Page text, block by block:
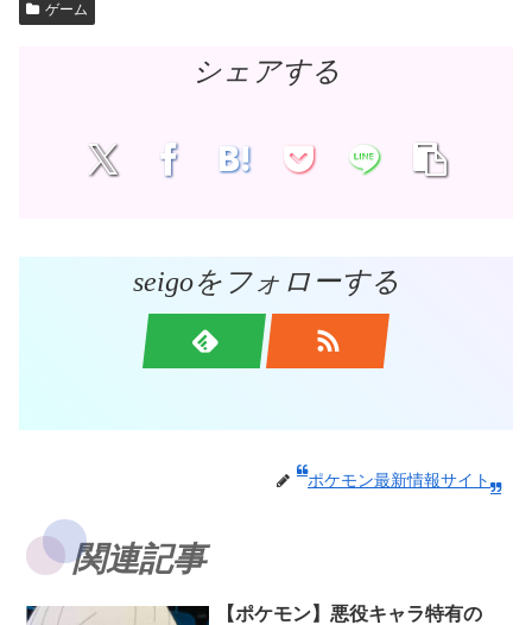
ゲーム
シェアする
seigoをフォローする
ポケモン最新情報サイト
関連記事
【ポケモン】悪役キャラ特有の